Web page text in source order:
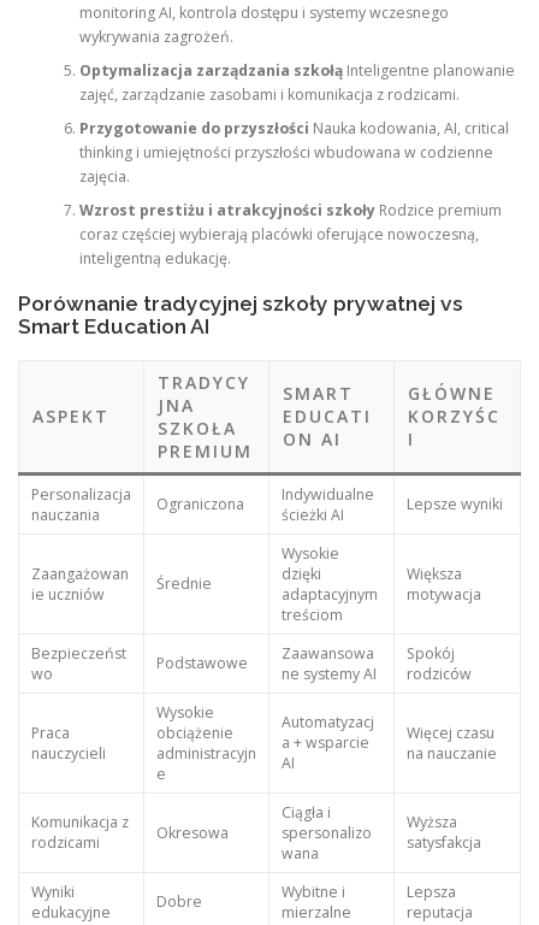
monitoring AI, kontrola dostępu i systemy wczesnego
wykrywania zagrożeń.
Optymalizacja zarządzania szkołąInteligentne planowanie
zajęć, zarządzanie zasobami i komunikacja z rodzicami.
Przygotowanie do przyszłości Nauka kodowania, AI, critical
thinking i umiejętności przyszłości wbudowana w codzienne
zajęcia.
Wzrost prestiżu i atrakcyjności szkołyRodzice premium
coraz częściej wybierają placówki oferujące nowoczesną,
inteligentną edukację.
Porównanie tradycyjnej szkoły prywatnej vs
Smart Education AI
ASPEKT
TRADYCY
JNA
SZKOŁA
PREMIUM
SMART
EDUCATI
ON AI
GŁÓWNE
KORZYŚC
I
Personalizacja
nauczania
Ograniczona
Indywidualne
ścieżki AI
Lepsze wyniki
Zaangażowan
ie uczniów
Średnie
Wysokie
dzięki
adaptacyjnym
treściom
Większa
motywacja
Bezpieczeńst
wo
Podstawowe
Zaawansowa
ne systemy AI
Spokój
rodziców
Praca
nauczycieli
Wysokie
obciążenie
administracyjn
e
Automatyzacj
a + wsparcie
AI
Więcej czasu
na nauczanie
Komunikacja z
rodzicami
Okresowa
Ciągła i
spersonalizo
wana
Wyższa
satysfakcja
Wyniki
edukacyjne
Dobre
Wybitne i
mierzalne
Lepsza
reputacja